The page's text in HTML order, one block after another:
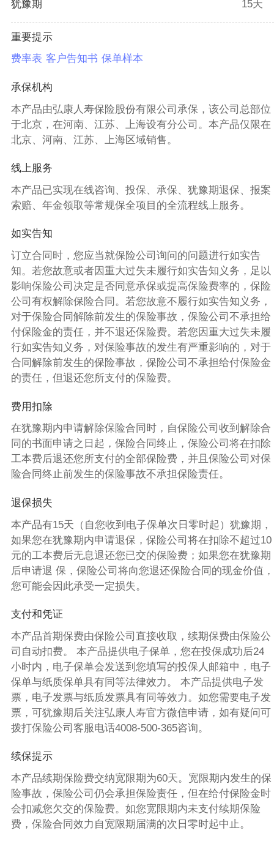
犹豫期 15天
重要提示
费率表 客户告知书 保单样本
承保机构
本产品由弘康人寿保险股份有限公司承保，该公司总部位
于北京，在河南、江苏、上海设有分公司。本产品仅限在
北京、河南、江苏、上海区域销售。
线上服务
本产品已实现在线咨询、投保、承保、犹豫期退保、报案
索赔、年金领取等常规保全项目的全流程线上服务。
如实告知
订立合同时，您应当就保险公司询问的问题进行如实告
知。若您故意或者因重大过失未履行如实告知义务，足以
影响保险公司决定是否同意承保或提高保险费率的，保险
公司有权解除保险合同。若您故意不履行如实告知义务，
对于保险合同解除前发生的保险事故，保险公司不承担给
付保险金的责任，并不退还保险费。若您因重大过失未履
行如实告知义务，对保险事故的发生有严重影响的，对于
合同解除前发生的保险事故，保险公司不承担给付保险金
的责任，但退还您所支付的保险费。
费用扣除
在犹豫期内申请解除保险合同时，自保险公司收到解除合
同的书面申请之日起，保险合同终止，保险公司将在扣除
工本费后退还您所支付的全部保险费，并且保险公司对保
险合同终止前发生的保险事故不承担保险责任。
退保损失
本产品有15天（自您收到电子保单次日零时起）犹豫期，
如果您在犹豫期内申请退保，保险公司将在扣除不超过10
元的工本费后无息退还您已交的保险费；如果您在犹豫期
后申请退 保，保险公司将向您退还保险合同的现金价值，
您可能会因此承受一定损失。
支付和凭证
本产品首期保费由保险公司直接收取，续期保费由保险公
司自动扣费。 本产品提供电子保单，您在投保成功后24
小时内，电子保单会发送到您填写的投保人邮箱中，电子
保单与纸质保单具有同等法律效力。 本产品提供电子发
票，电子发票与纸质发票具有同等效力。如您需要电子发
票，可犹豫期后关注弘康人寿官方微信申请，如有疑问可
拨打保险公司客服电话4008-500-365咨询。
续保提示
本产品续期保险费交纳宽限期为60天。宽限期内发生的保
险事故，保险公司仍会承担保险责任，但在给付保险金时
会扣减您欠交的保险费。如您宽限期内未支付续期保险
费，保险合同效力自宽限期届满的次日零时起中止。